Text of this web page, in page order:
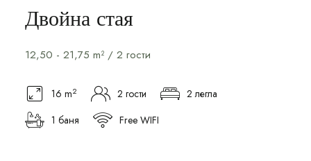
Двойна стая
12,50 - 21,75 m² / 2 гости
16 m2 2 гости
2 легла
1 баня
Free WIFI